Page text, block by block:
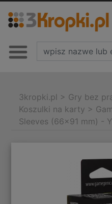
3kropki.pl > Gry bez
Koszulki na karty >
Sleeves (66x91 mm) -